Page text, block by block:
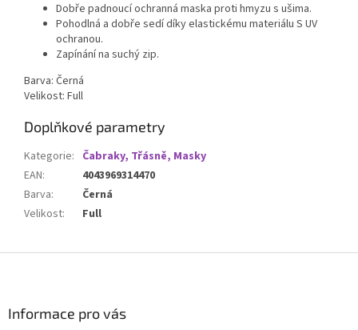
Dobře padnoucí ochranná maska proti hmyzu s ušima.
Pohodlná a dobře sedí díky elastickému materiálu S UV
ochranou.
Zapínání na suchý zip.
Barva: Černá
Velikost: Full
Doplňkové parametry
Kategorie: Čabraky, Třásně, Masky
EAN:
4043969314470
Barva:
Černá
Velikost: Full
Informace pro vás